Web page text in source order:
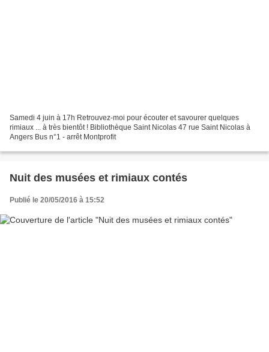
Samedi 4 juin à 17h Retrouvez-moi pour écouter et savourer quelques
rimiaux ... à très bientôt ! Bibliothèque Saint Nicolas 47 rue Saint Nicolas à
Angers Bus n°1 - arrêt Montprofit
Nuit des musées et rimiaux contés
Publié le 20/05/2016 à 15:52